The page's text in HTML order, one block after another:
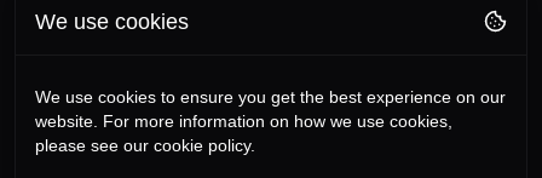
TikTok
YouTube Imprint
We use cookies
We use cookies to ensure you get the best experience on our
website. For more information on how we use cookies,
please see our cookie policy.